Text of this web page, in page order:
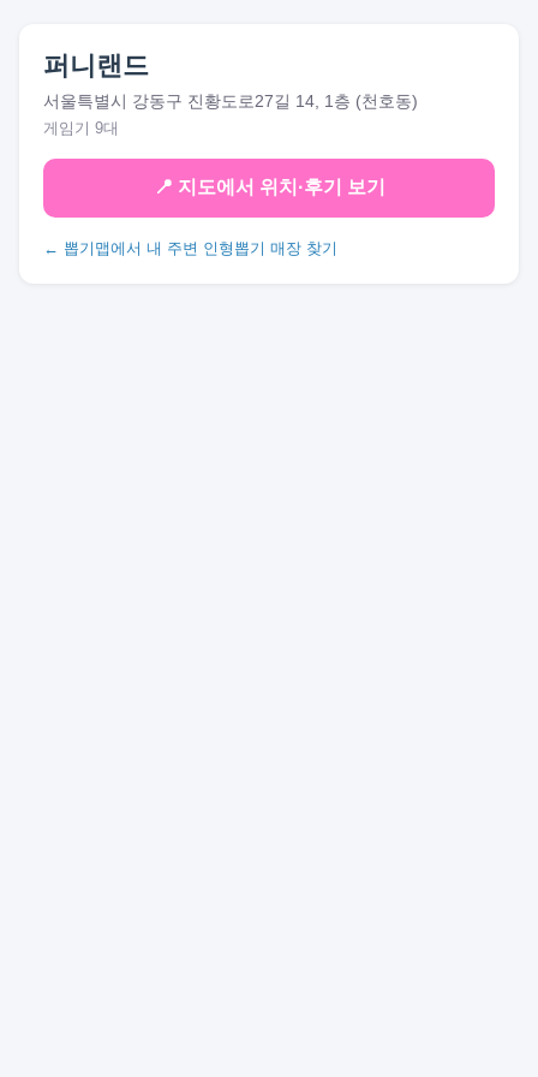
퍼니랜드
서울특별시 강동구 진황도로27길 14, 1층 (천호동)
게임기 9대
📍 지도에서 위치·후기 보기
← 뽑기맵에서 내 주변 인형뽑기 매장 찾기